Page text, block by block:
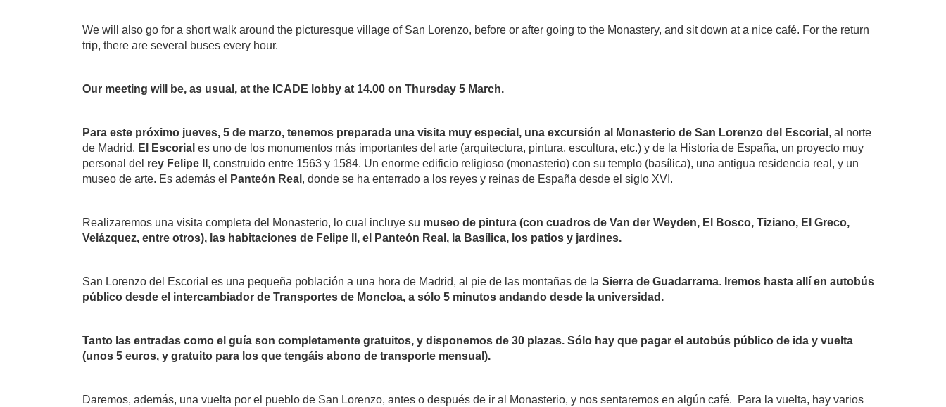
We will also go for a short walk around the picturesque village of San Lorenzo, before or after going to the Monastery, and sit down at a nice café. For the return
trip, there are several buses every hour.
Our meeting will be, as usual, at the ICADE lobby at 14.00 on Thursday 5 March.
Para este próximo jueves, 5 de marzo, tenemos preparada una visita muy especial, una excursión al Monasterio de San Lorenzo del Escorial , al norte
de Madrid. El Escorial es uno de los monumentos más importantes del arte (arquitectura, pintura, escultura, etc.) y de la Historia de España, un proyecto muy
personal del rey Felipe II , construido entre 1563 y 1584. Un enorme edificio religioso (monasterio) con su templo (basílica), una antigua residencia real, y un
museo de arte. Es además el
Panteón Real , donde se ha enterrado a los reyes y reinas de España desde el siglo XVI.
Realizaremos una visita completa del Monasterio, lo cual incluye su museo de pintura (con cuadros de Van der Weyden, El Bosco, Tiziano, El Greco,
Velázquez, entre otros), las habitaciones de Felipe II, el Panteón Real, la Basílica, los patios y jardines.
San Lorenzo del Escorial es una pequeña población a una hora de Madrid, al pie de las montañas de la Sierra de Guadarrama. Iremos hasta allí en autobús
público desde el intercambiador de Transportes de Moncloa, a sólo 5 minutos andando desde la universidad.
Tanto las entradas como el guía son completamente gratuitos, y disponemos de 30 plazas. Sólo hay que pagar el autobús público de ida y vuelta
(unos 5 euros, y gratuito para los que tengáis abono de transporte mensual).
Daremos, además, una vuelta por el pueblo de San Lorenzo, antes o después de ir al Monasterio, y nos sentaremos en algún café. Para la vuelta, hay varios